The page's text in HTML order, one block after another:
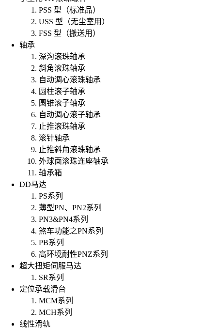
PSS 型（标准品）
USS 型（无尘室用）
FSS 型（搬送用）
轴承
深沟滚珠轴承
斜角滚珠轴承
自动调心滚珠轴承
圆柱滚子轴承
圆锥滚子轴承
自动调心滚子轴承
止推滚珠轴承
滚针轴承
止推斜角滚珠轴承
外球面滚珠连座轴承
轴承箱
DD马达
PS系列
薄型PN、PN2系列
PN3&PN4系列
煞车功能之PN系列
PB系列
高环境耐性PNZ系列
超大扭矩伺服马达
SR系列
定位承载滑台
MCM系列
MCH系列
线性滑轨